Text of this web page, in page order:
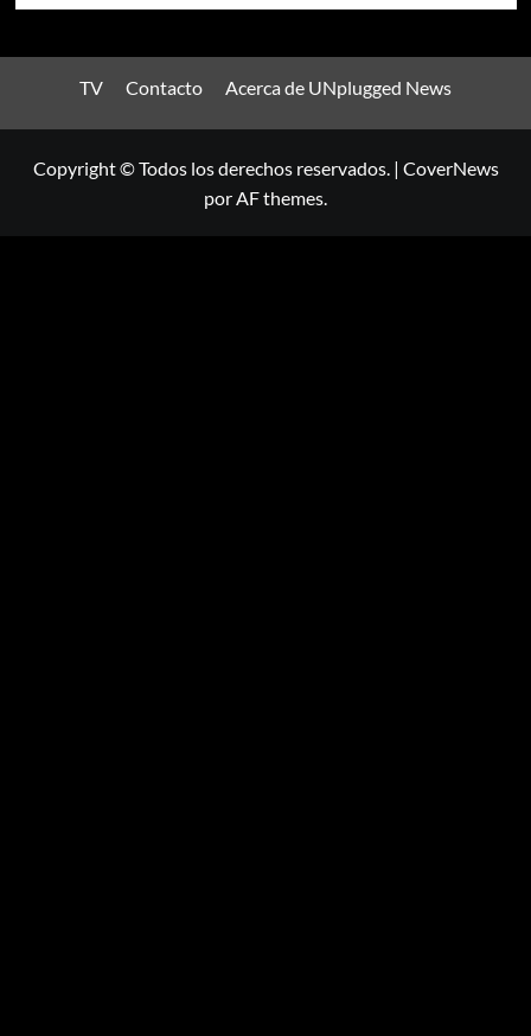
TV Contacto Acerca de UNplugged News
Copyright © Todos los derechos reservados. | CoverNews
por AF themes.